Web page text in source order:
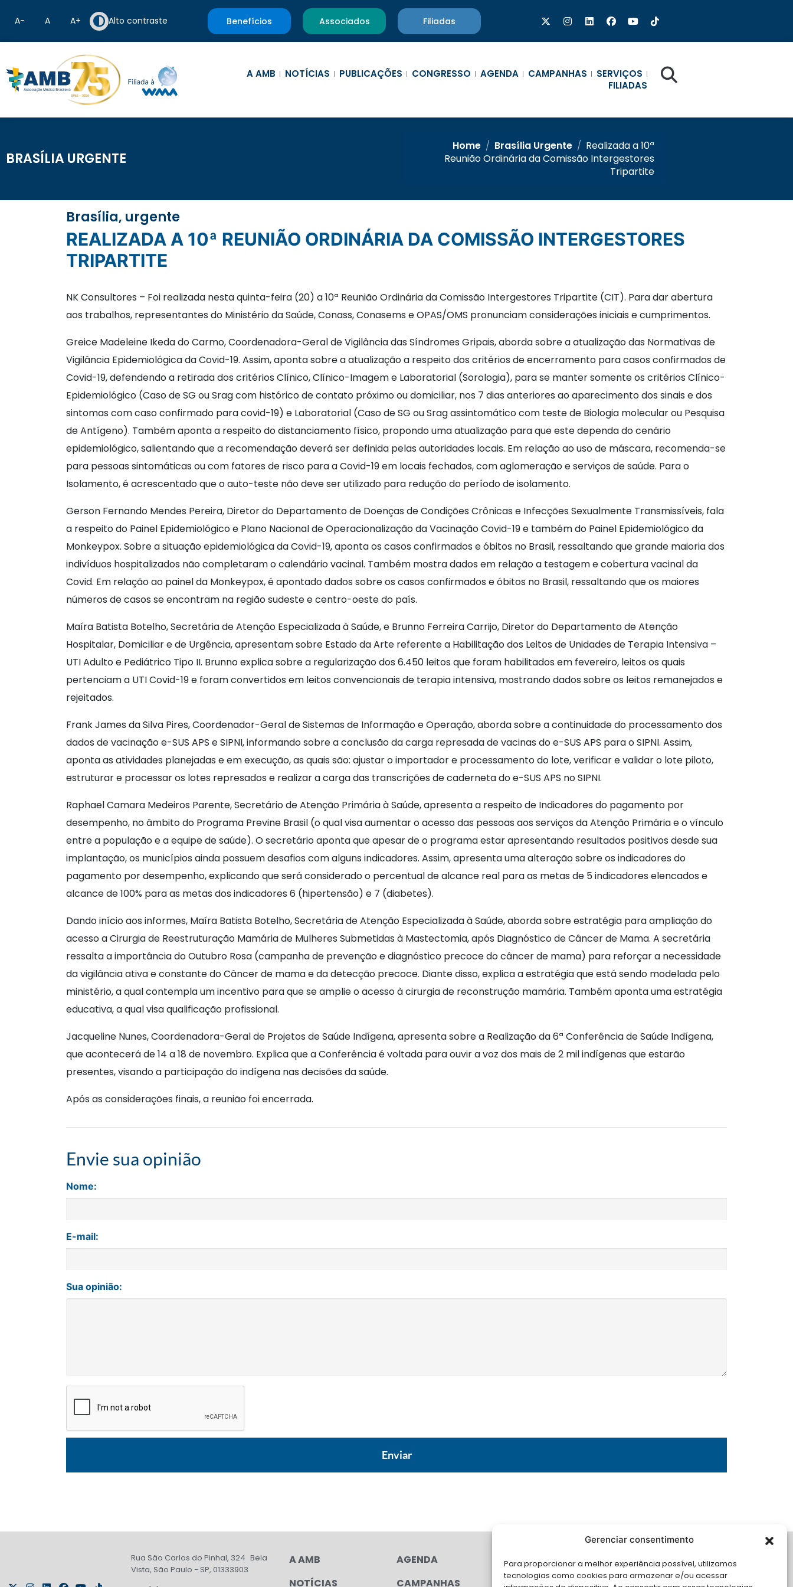
Gerenciar consentimento
Para proporcionar a melhor experiência possível, utilizamos
tecnologias como cookies para armazenar e/ou acessar
A− A A+ Alto contraste Benefícios Associados Filiadas
A AMB NOTÍCIAS PUBLICAÇÕES CONGRESSO AGENDA CAMPANHAS
SERVIÇOS
FILIADAS
BRASÍLIA URGENTE
Home / Brasília Urgente / Realizada a 10ª
Reunião Ordinária da Comissão Intergestores
Tripartite
Brasília, urgente
REALIZADA A 10ª REUNIÃO ORDINÁRIA DA COMISSÃO INTERGESTORES
TRIPARTITE
NK Consultores – Foi realizada nesta quinta-feira (20) a 10ª Reunião Ordinária da Comissão Intergestores Tripartite (CIT). Para dar abertura
aos trabalhos, representantes do Ministério da Saúde, Conass, Conasems e OPAS/OMS pronunciam considerações iniciais e cumprimentos.
Greice Madeleine Ikeda do Carmo, Coordenadora-Geral de Vigilância das Síndromes Gripais, aborda sobre a atualização das Normativas de
Vigilância Epidemiológica da Covid-19. Assim, aponta sobre a atualização a respeito dos critérios de encerramento para casos confirmados de
Covid-19, defendendo a retirada dos critérios Clínico, Clínico-Imagem e Laboratorial (Sorologia), para se manter somente os critérios Clínico-
Epidemiológico (Caso de SG ou Srag com histórico de contato próximo ou domiciliar, nos 7 dias anteriores ao aparecimento dos sinais e dos
sintomas com caso confirmado para covid-19) e Laboratorial (Caso de SG ou Srag assintomático com teste de Biologia molecular ou Pesquisa
de Antígeno). Também aponta a respeito do distanciamento físico, propondo uma atualização para que este dependa do cenário
epidemiológico, salientando que a recomendação deverá ser definida pelas autoridades locais. Em relação ao uso de máscara, recomenda-se
para pessoas sintomáticas ou com fatores de risco para a Covid-19 em locais fechados, com aglomeração e serviços de saúde. Para o
Isolamento, é acrescentado que o auto-teste não deve ser utilizado para redução do período de isolamento.
Gerson Fernando Mendes Pereira, Diretor do Departamento de Doenças de Condições Crônicas e Infecções Sexualmente Transmissíveis, fala
a respeito do Painel Epidemiológico e Plano Nacional de Operacionalização da Vacinação Covid-19 e também do Painel Epidemiológico da
Monkeypox. Sobre a situação epidemiológica da Covid-19, aponta os casos confirmados e óbitos no Brasil, ressaltando que grande maioria dos
indivíduos hospitalizados não completaram o calendário vacinal. Também mostra dados em relação a testagem e cobertura vacinal da
Covid. Em relação ao painel da Monkeypox, é apontado dados sobre os casos confirmados e óbitos no Brasil, ressaltando que os maiores
números de casos se encontram na região sudeste e centro-oeste do país.
Maíra Batista Botelho, Secretária de Atenção Especializada à Saúde, e Brunno Ferreira Carrijo, Diretor do Departamento de Atenção
Hospitalar, Domiciliar e de Urgência, apresentam sobre Estado da Arte referente a Habilitação dos Leitos de Unidades de Terapia Intensiva –
UTI Adulto e Pediátrico Tipo II. Brunno explica sobre a regularização dos 6.450 leitos que foram habilitados em fevereiro, leitos os quais
pertenciam a UTI Covid-19 e foram convertidos em leitos convencionais de terapia intensiva, mostrando dados sobre os leitos remanejados e
rejeitados.
Frank James da Silva Pires, Coordenador-Geral de Sistemas de Informação e Operação, aborda sobre a continuidade do processamento dos
dados de vacinação e-SUS APS e SIPNI, informando sobre a conclusão da carga represada de vacinas do e-SUS APS para o SIPNI. Assim,
aponta as atividades planejadas e em execução, as quais são: ajustar o importador e processamento do lote, verificar e validar o lote piloto,
estruturar e processar os lotes represados e realizar a carga das transcrições de caderneta do e-SUS APS no SIPNI.
Raphael Camara Medeiros Parente, Secretário de Atenção Primária à Saúde, apresenta a respeito de Indicadores do pagamento por
desempenho, no âmbito do Programa Previne Brasil (o qual visa aumentar o acesso das pessoas aos serviços da Atenção Primária e o vínculo
entre a população e a equipe de saúde). O secretário aponta que apesar de o programa estar apresentando resultados positivos desde sua
implantação, os municípios ainda possuem desafios com alguns indicadores. Assim, apresenta uma alteração sobre os indicadores do
pagamento por desempenho, explicando que será considerado o percentual de alcance real para as metas de 5 indicadores elencados e
alcance de 100% para as metas dos indicadores 6 (hipertensão) e 7 (diabetes).
Dando início aos informes, Maíra Batista Botelho, Secretária de Atenção Especializada à Saúde, aborda sobre estratégia para ampliação do
acesso a Cirurgia de Reestruturação Mamária de Mulheres Submetidas à Mastectomia, após Diagnóstico de Câncer de Mama. A secretária
ressalta a importância do Outubro Rosa (campanha de prevenção e diagnóstico precoce do câncer de mama) para reforçar a necessidade
da vigilância ativa e constante do Câncer de mama e da detecção precoce. Diante disso, explica a estratégia que está sendo modelada pelo
ministério, a qual contempla um incentivo para que se amplie o acesso à cirurgia de reconstrução mamária. Também aponta uma estratégia
educativa, a qual visa qualificação profissional.
Jacqueline Nunes, Coordenadora-Geral de Projetos de Saúde Indígena, apresenta sobre a Realização da 6ª Conferência de Saúde Indígena,
que acontecerá de 14 a 18 de novembro. Explica que a Conferência é voltada para ouvir a voz dos mais de 2 mil indígenas que estarão
presentes, visando a participação do indígena nas decisões da saúde.
Após as considerações finais, a reunião foi encerrada.
Envie sua opinião
Nome:
E-mail:
Sua opinião:
Rua São Carlos do Pinhal, 324 Bela
Vista, São Paulo - SP, 01333903
A AMB
NOTÍCIAS
AGENDA
CAMPANHAS
FALE CONOSCO
Solicite Apoio Institucional da AMB